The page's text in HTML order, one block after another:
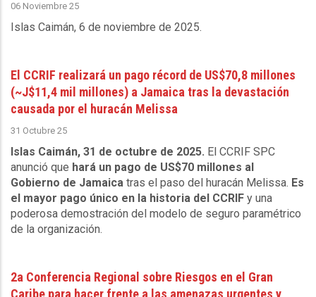
06 Noviembre 25
Islas Caimán, 6 de noviembre de 2025.
El CCRIF realizará un pago récord de US$70,8 millones
(~J$11,4 mil millones) a Jamaica tras la devastación
causada por el huracán Melissa
31 Octubre 25
Islas Caimán, 31 de octubre de 2025. El CCRIF SPC
anunció que hará un pago de US$70 millones al
Gobierno de Jamaica tras el paso del huracán Melissa. Es
el mayor pago único en la historia del CCRIF y una
poderosa demostración del modelo de seguro paramétrico
de la organización.
2a Conferencia Regional sobre Riesgos en el Gran
Caribe para hacer frente a las amenazas urgentes y